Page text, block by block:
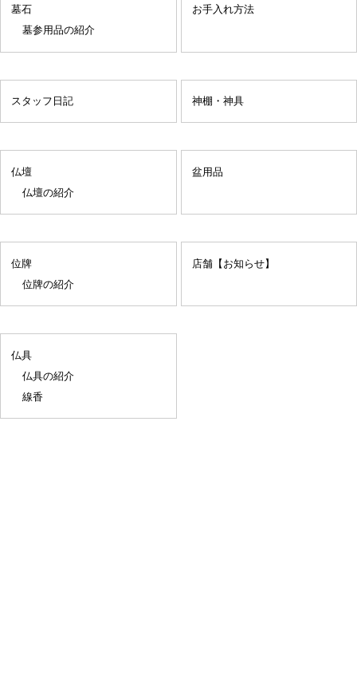
墓石
墓参用品の紹介
お手入れ方法
スタッフ日記 神棚・神具
仏壇
仏壇の紹介
盆用品
位牌
位牌の紹介
店舗【お知らせ】
仏具
仏具の紹介
線香